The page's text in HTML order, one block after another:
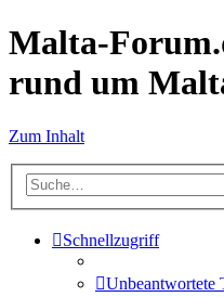
Malta-
rund um
Zum Inhalt
Schnellzugriff
Unbeantwortete